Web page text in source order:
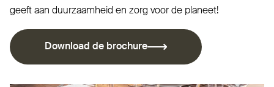
geeft aan duur­zaamheid en zorg voor de planeet!
Download de brochure